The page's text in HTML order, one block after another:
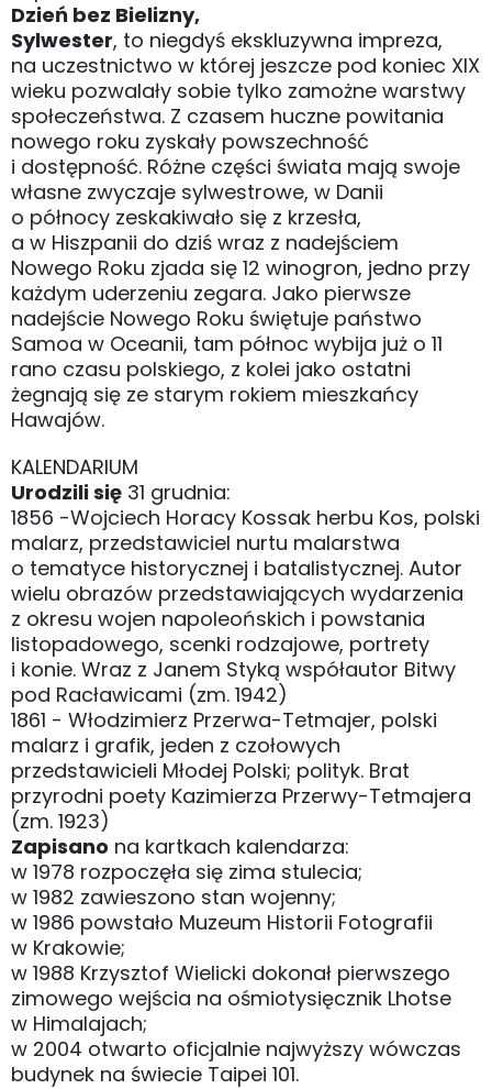
Dzień bez Bielizny,
Sylwester, to niegdyś ekskluzywna impreza,
na uczestnictwo w której jeszcze pod koniec XIX
wieku pozwalały sobie tylko zamożne warstwy
społeczeństwa. Z czasem huczne powitania
nowego roku zyskały powszechność
i dostępność. Różne części świata mają swoje
własne zwyczaje sylwestrowe, w Danii
o północy zeskakiwało się z krzesła,
a w Hiszpanii do dziś wraz z nadejściem
Nowego Roku zjada się 12 winogron, jedno przy
każdym uderzeniu zegara. Jako pierwsze
nadejście Nowego Roku świętuje państwo
Samoa w Oceanii, tam północ wybija już o 11
rano czasu polskiego, z kolei jako ostatni
żegnają się ze starym rokiem mieszkańcy
Hawajów.
KALENDARIUM
Urodzili się 31 grudnia:
1856 -Wojciech Horacy Kossak herbu Kos, polski
malarz, przedstawiciel nurtu malarstwa
o tematyce historycznej i batalistycznej. Autor
wielu obrazów przedstawiających wydarzenia
z okresu wojen napoleońskich i powstania
listopadowego, scenki rodzajowe, portrety
i konie. Wraz z Janem Styką współautor Bitwy
pod Racławicami (zm. 1942)
1861 - Włodzimierz Przerwa-Tetmajer, polski
malarz i grafik, jeden z czołowych
przedstawicieli Młodej Polski; polityk. Brat
przyrodni poety Kazimierza Przerwy-Tetmajera
(zm. 1923)
Zapisano na kartkach kalendarza:
w 1978 rozpoczęła się zima stulecia;
w 1982 zawieszono stan wojenny;
w 1986 powstało Muzeum Historii Fotografii
w Krakowie;
w 1988 Krzysztof Wielicki dokonał pierwszego
zimowego wejścia na ośmiotysięcznik Lhotse
w Himalajach;
w 2004 otwarto oficjalnie najwyższy wówczas
budynek na świecie Taipei 101.